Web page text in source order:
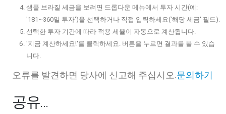
샘플 브라질 세금을 보려면 드롭다운 메뉴에서 투자 시간(예:
'181~360일 투자')을 선택하거나 직접 입력하세요('해당 세금' 필드).
선택한 투자 기간에 따라 적용 세율이 자동으로 계산됩니다.
'지금 계산하세요!'를 클릭하세요. 버튼을 누르면 결과를 볼 수 있습
니다.
오류를 발견하면 당사에 신고해 주십시오.문의하기
공유…